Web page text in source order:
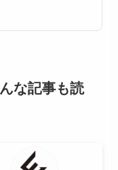
な記事も読